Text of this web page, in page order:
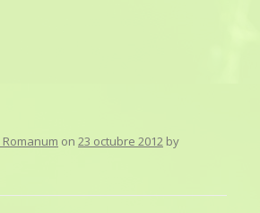
on 23 octubre 2012 by